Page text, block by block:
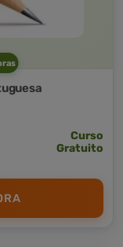
Curso
Gratuito